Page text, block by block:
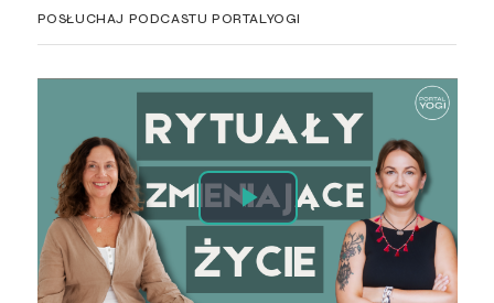
POSŁUCHAJ PODCASTU PORTALYOGI